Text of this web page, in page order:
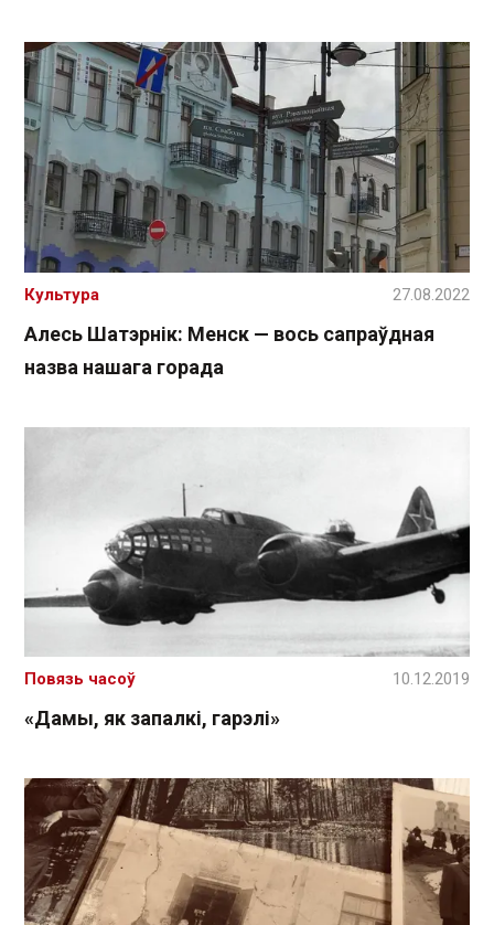
Алесь Шатэрнік: Менск — вось сапраўдная
назва нашага горада
Культура 27.08.2022
«Дамы, як запалкі, гарэлі»
Повязь часоў 10.12.2019